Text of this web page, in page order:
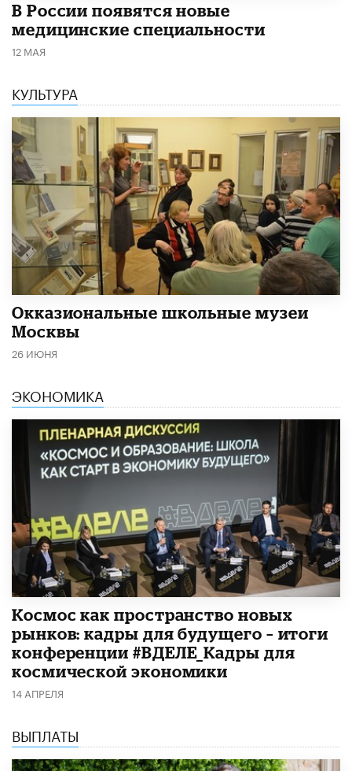
В России появятся новые
медицинские специальности
12 МАЯ
КУЛЬТУРА
​Окказиональные школьные музеи
Москвы
26 ИЮНЯ
ЭКОНОМИКА
Космос как пространство новых
рынков: кадры для будущего – итоги
конференции #ВДЕЛЕ_Кадры для
космической экономики
14 АПРЕЛЯ
ВЫПЛАТЫ